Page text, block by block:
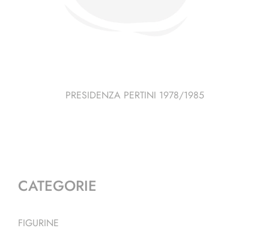
PRESIDENZA PERTINI 1978/1985
CATEGORIE
FIGURINE